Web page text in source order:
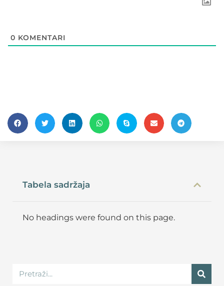
0 KOMENTARI
Tabela sadržaja
No headings were found on this page.